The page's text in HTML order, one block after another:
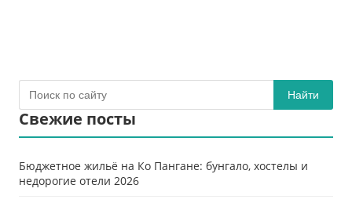
Найти
Свежие посты
Бюджетное жильё на Ко Пангане: бунгало, хостелы и
недорогие отели 2026